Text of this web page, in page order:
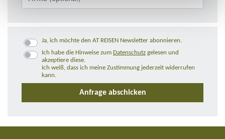
Ja, ich möchte den AT REISEN Newsletter abonnieren.
Ich habe die Hinweise zum Datenschutz gelesen und
akzeptiere diese.
Ich weiß, dass ich meine Zustimmung jederzeit widerrufen
kann.